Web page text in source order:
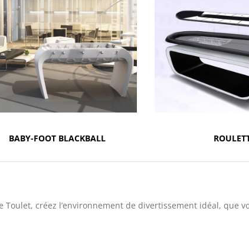
BABY-FOOT BLACKBALL
créez l’environnement de divertissement idéal, que